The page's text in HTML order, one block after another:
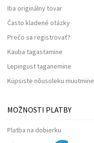
Iba originálny tovar
Často kladené otázky
Prečo sa registrovať?
Kauba tagastamine
Lepingust taganemine
Küpsiste nõusoleku muutmine
MOŽNOSTI PLATBY
Platba na dobierku